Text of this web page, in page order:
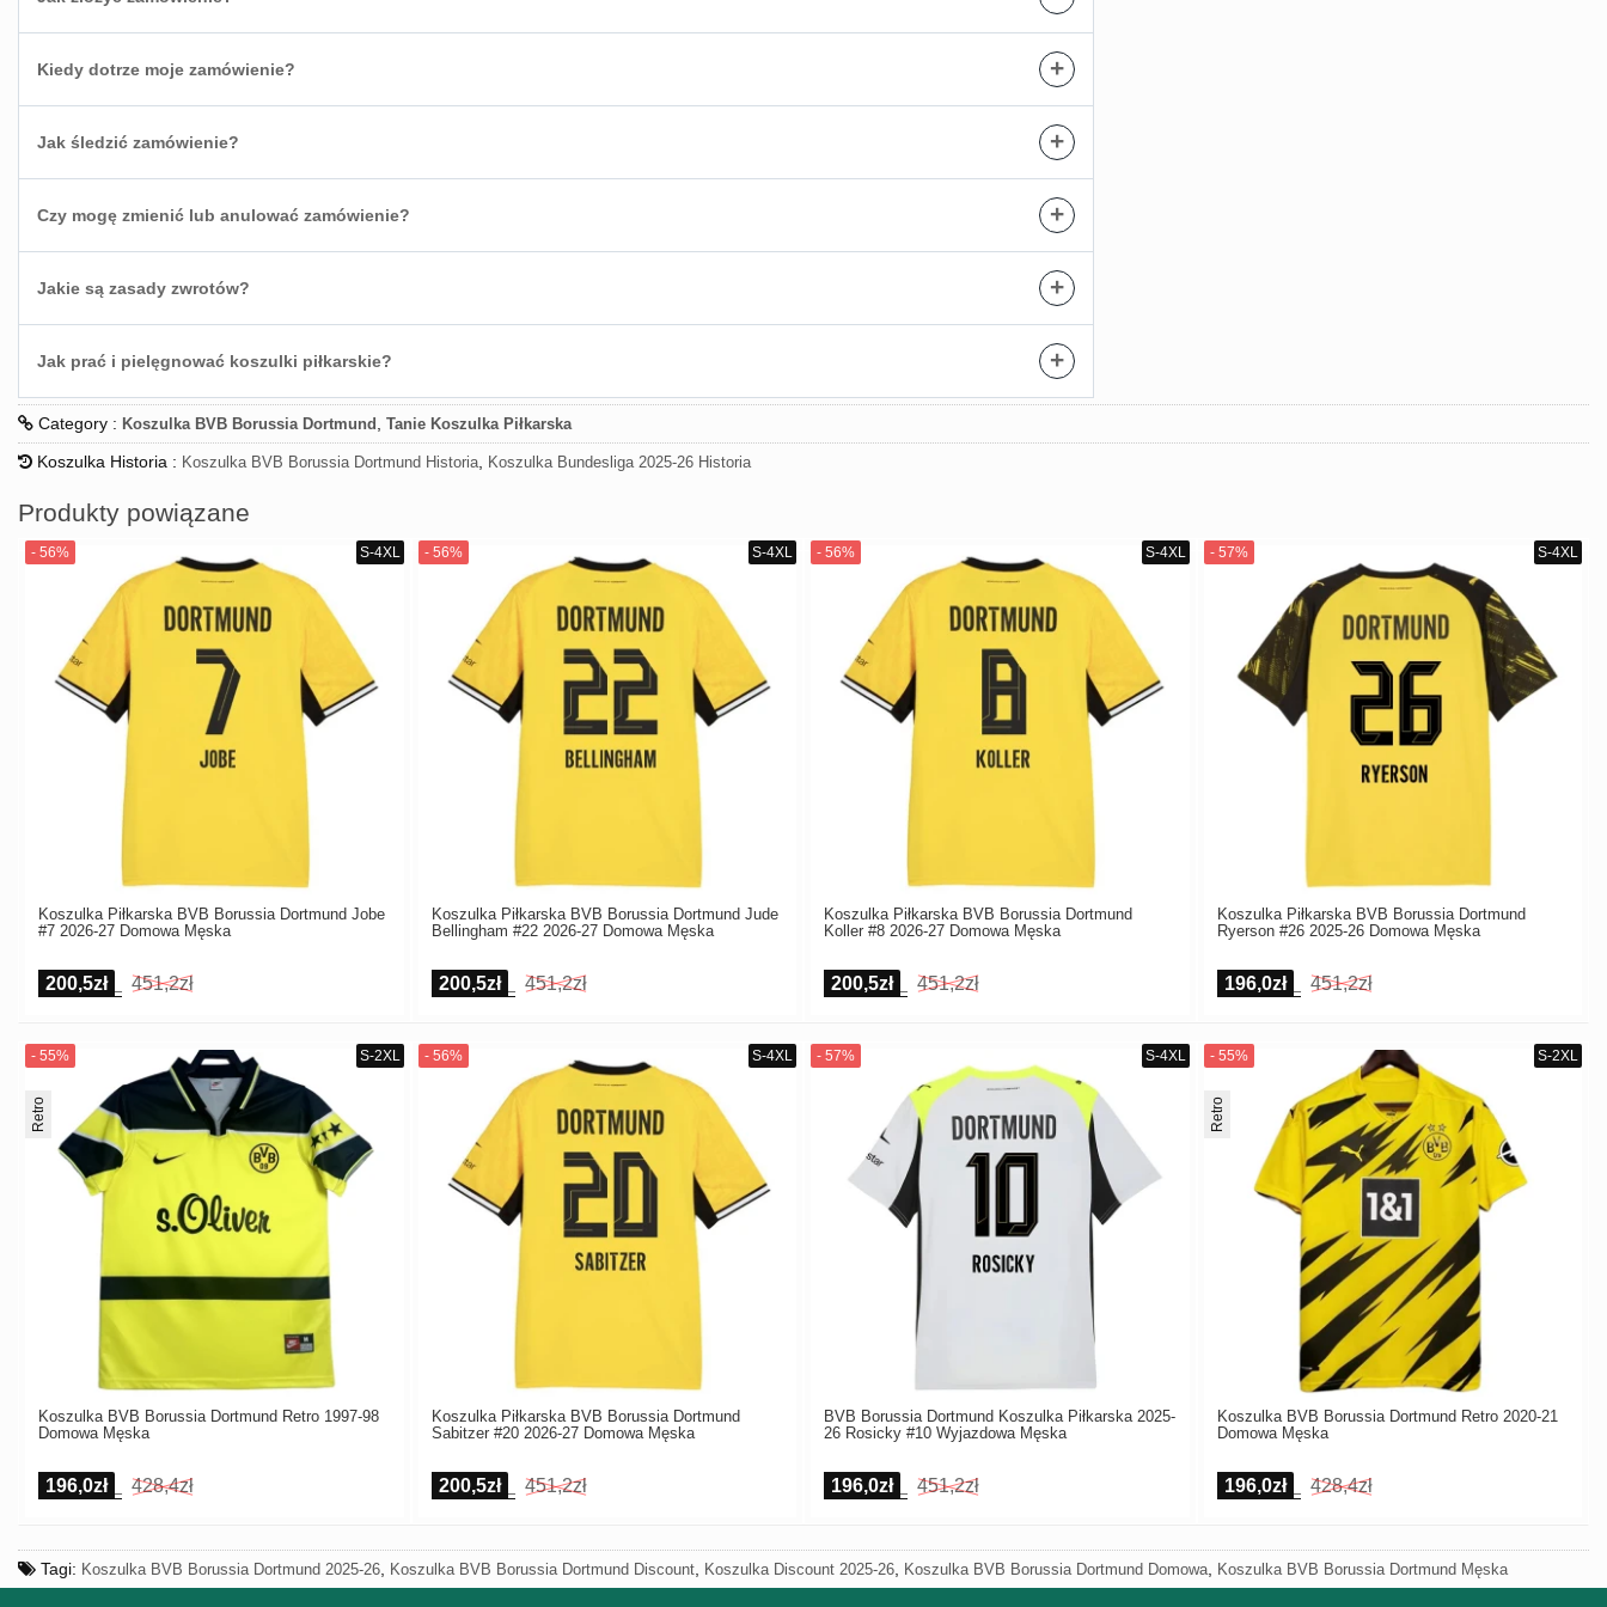
Kiedy dotrze moje zamówienie? +
Jak śledzić zamówienie? +
Czy mogę zmienić lub anulować zamówienie? +
Jakie są zasady zwrotów? +
Jak prać i pielęgnować koszulki piłkarskie? +
Category : Koszulka BVB Borussia Dortmund Tanie Koszulka Piłkarska
Koszulka Historia : Koszulka BVB Borussia Dortmund Historia Koszulka Bundesliga 2025-26 Historia
Produkty powiązane
Koszulka Piłkarska BVB Borussia Dortmund Jobe
#7 2026-27 Domowa Męska
200,5zł 451,2zł
Koszulka Piłkarska BVB Borussia Dortmund Jude
Bellingham #22 2026-27 Domowa Męska
200,5zł 451,2zł
Koszulka Piłkarska BVB Borussia Dortmund
Koller #8 2026-27 Domowa Męska
200,5zł 451,2zł
Koszulka Piłkarska BVB Borussia Dortmund
Ryerson #26 2025-26 Domowa Męska
196,0zł 451,2zł
Koszulka BVB Borussia Dortmund Retro 1997-98
Domowa Męska
Retro
196,0zł 428,4zł
Koszulka Piłkarska BVB Borussia Dortmund
Sabitzer #20 2026-27 Domowa Męska
200,5zł 451,2zł
BVB Borussia Dortmund Koszulka Piłkarska 2025-
26 Rosicky #10 Wyjazdowa Męska
196,0zł 451,2zł
Koszulka BVB Borussia Dortmund Retro 2020-21
Domowa Męska
Retro
196,0zł 428,4zł
Tagi: Koszulka BVB Borussia Dortmund 2025-26 Koszulka BVB Borussia Dortmund Discount Koszulka Discount 2025-26 Koszulka BVB Borussia Dortmund Domowa Koszulka BVB Borussia Dortmund Męska